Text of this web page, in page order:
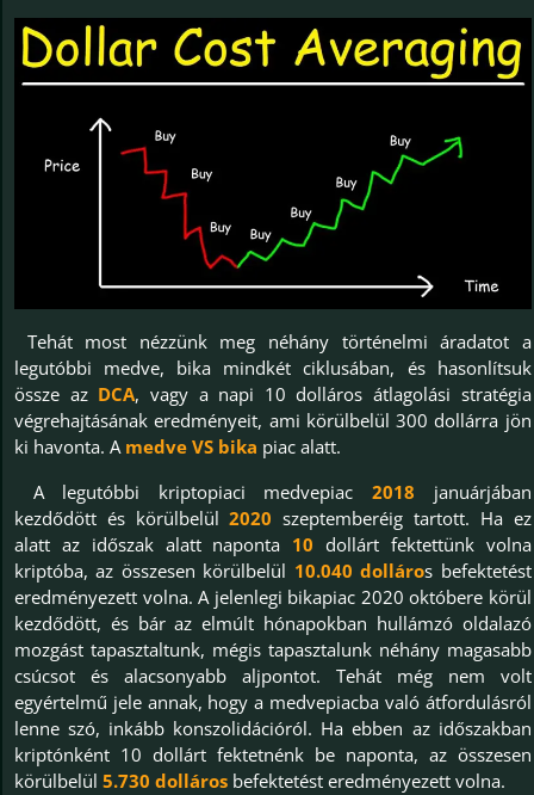
Tehát most nézzünk meg néhány történelmi áradatot a
legutóbbi medve, bika mindkét ciklusában, és hasonlítsuk
össze az DCA, vagy a napi 10 dolláros átlagolási stratégia
végrehajtásának eredményeit, ami körülbelül 300 dollárra jön
ki havonta. A medve VS bika piac alatt.
A legutóbbi kriptopiaci medvepiac2018 januárjában
kezdődött és körülbelül2020szeptemberéig tartott. Ha ez
alatt az időszak alatt naponta 10 dollárt fektettünk volna
kriptóba, az összesen körülbelül 10.040 dolláros befektetést
eredményezett volna. A jelenlegi bikapiac 2020 októbere körül
kezdődött, és bár az elmúlt hónapokban hullámzó oldalazó
mozgást tapasztaltunk, mégis tapasztalunk néhány magasabb
csúcsot és alacsonyabb aljpontot. Tehát még nem volt
egyértelmű jele annak, hogy a medvepiacba való átfordulásról
lenne szó, inkább konszolidációról. Ha ebben az időszakban
kriptónként 10 dollárt fektetnénk be naponta, az összesen
körülbelül 5.730 dolláros befektetést eredményezett volna.